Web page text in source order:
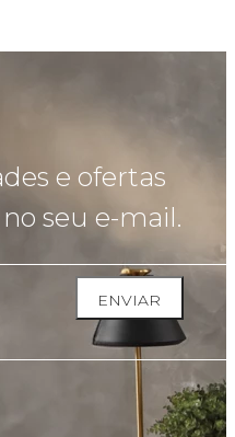
e ofertas
seu e-mail.
ENVIAR